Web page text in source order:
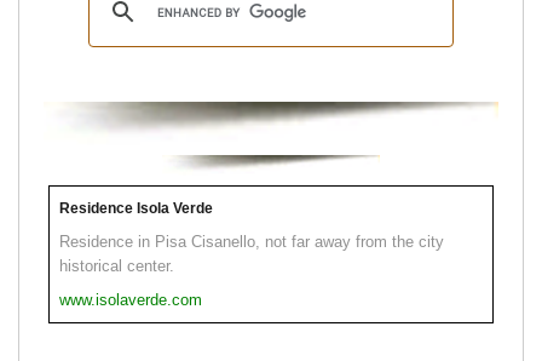
Residence Isola Verde
Residence in Pisa Cisanello, not far away from the city
historical center.
www.isolaverde.com